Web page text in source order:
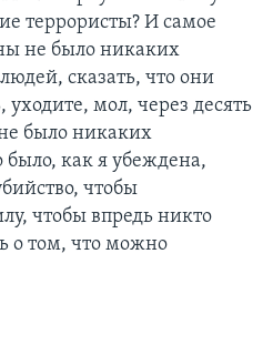
террористы? И самое
не было никаких
сказать, что они
уходите, мол, через десять
было никаких
как я убеждена,
чтобы
чтобы впредь никто
о том, что можно